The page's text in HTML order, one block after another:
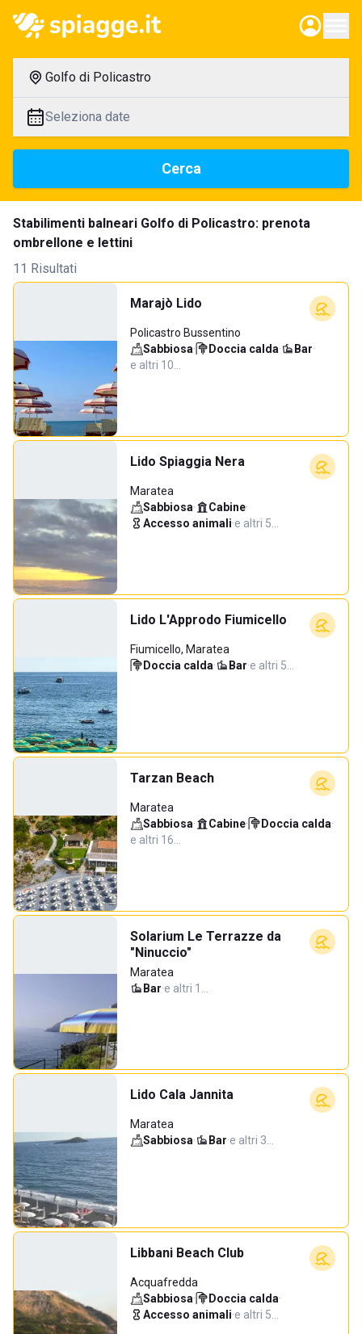
Golfo di Policastro
Seleziona date
Cerca
Stabilimenti balneari Golfo di Policastro: prenota
ombrellone e lettini
11 Risultati
Marajò Lido
Policastro Bussentino
Sabbiosa· Doccia calda· Bar·
e altri 10…
Lido Spiaggia Nera
Maratea
Sabbiosa· Cabine·
Accesso animali·e altri 5…
Lido L'Approdo Fiumicello
Fiumicello, Maratea
Doccia calda· Bar·e altri 5…
Tarzan Beach
Maratea
Sabbiosa· Cabine· Doccia calda·
e altri 16…
Solarium Le Terrazze da
"Ninuccio"
Maratea
Bar·e altri 1…
Lido Cala Jannita
Maratea
Sabbiosa· Bar·e altri 3…
Libbani Beach Club
Acquafredda
Sabbiosa· Doccia calda·
Accesso animali·e altri 5…